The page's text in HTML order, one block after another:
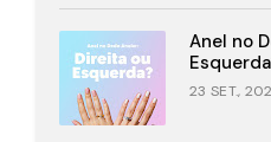
Anel no
23 SET.,